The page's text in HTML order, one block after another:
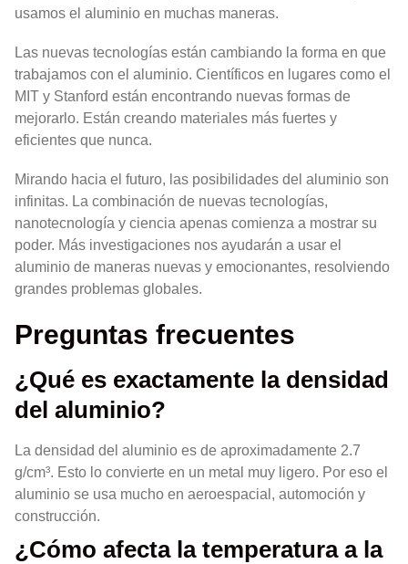
usamos el aluminio en muchas maneras.
Las nuevas tecnologías están cambiando la forma en que
trabajamos con el aluminio. Científicos en lugares como el
MIT y Stanford están encontrando nuevas formas de
mejorarlo. Están creando materiales más fuertes y
eficientes que nunca.
Mirando hacia el futuro, las posibilidades del aluminio son
infinitas. La combinación de nuevas tecnologías,
nanotecnología y ciencia apenas comienza a mostrar su
poder. Más investigaciones nos ayudarán a usar el
aluminio de maneras nuevas y emocionantes, resolviendo
grandes problemas globales.
Preguntas frecuentes
¿Qué es exactamente la densidad
del aluminio?
La densidad del aluminio es de aproximadamente 2.7
g/cm³. Esto lo convierte en un metal muy ligero. Por eso el
aluminio se usa mucho en aeroespacial, automoción y
construcción.
¿Cómo afecta la temperatura a la